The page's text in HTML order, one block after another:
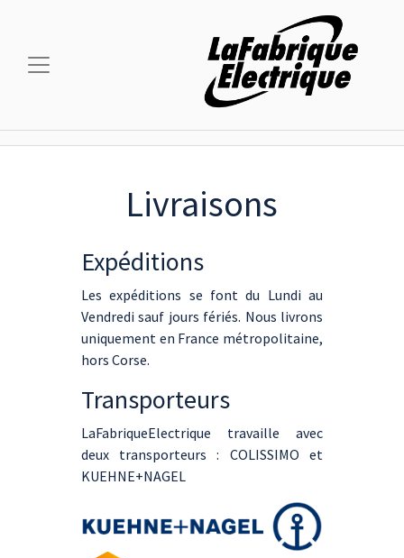
Livraisons
Expéditions
Les expéditions se font du Lundi au
Vendredi sauf jours fériés. Nous livrons
uniquement en France métropolitaine,
hors Corse.
Transporteurs
LaFabriqueElectrique travaille avec
deux transporteurs : COLISSIMO et
KUEHNE+NAGEL